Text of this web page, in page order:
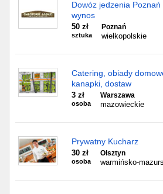
Dowóz jedzenia
wynos
50 zł
sztuka
Poznań
wielkopolskie
Catering, obiady
kanapki, dostaw
3 zł
osoba
Warszawa
mazowieckie
Prywatny Kucharz
30 zł
osoba
Olsztyn
warmińsko-